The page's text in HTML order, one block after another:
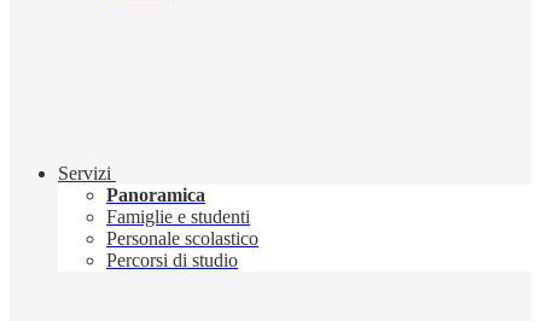
Servizi
Panoramica
Famiglie e studenti
Personale scolastico
Percorsi di studio